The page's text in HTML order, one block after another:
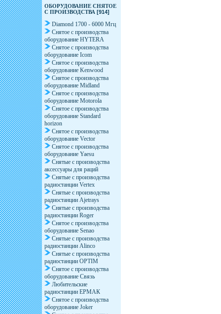
ОБОРУДОВАНИЕ СНЯТОЕ
С ПРОИЗВОДСТВА [914]
Diamond 1700 - 6000 Мгц
Снятое с производства
оборудование HYTERA
Снятое с производства
оборудование Icom
Снятое с производства
оборудование Kenwood
Снятое с производства
оборудование Midland
Снятое с производства
оборудование Motorola
Снятое с производства
оборудование Standard
horizon
Снятое с производства
оборудование Vector
Снятое с производства
оборудование Yaesu
Снятые с производства
аксессуары для раций
Снятые с производства
радиостанции Vertex
Снятые с производства
радиостанции Ajetrays
Снятые с производства
радиостанции Roger
Снятое с производства
оборудование Senao
Снятые с производства
радиостанции Alinco
Снятые с производства
радиостанции OPTIM
Снятое с производства
оборудование Связь
Любительские
радиостанции ЕРМАК
Снятое с производства
оборудование Joker